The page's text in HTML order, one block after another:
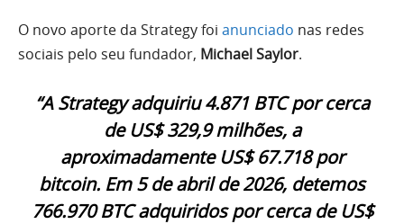
O novo aporte da Strategy foi anunciado nas redes
sociais pelo seu fundador, Michael Saylor.
“A Strategy adquiriu 4.871 BTC por cerca
de US$ 329,9 milhões, a
aproximadamente US$ 67.718 por
bitcoin. Em 5 de abril de 2026, detemos
766.970 BTC adquiridos por cerca de US$